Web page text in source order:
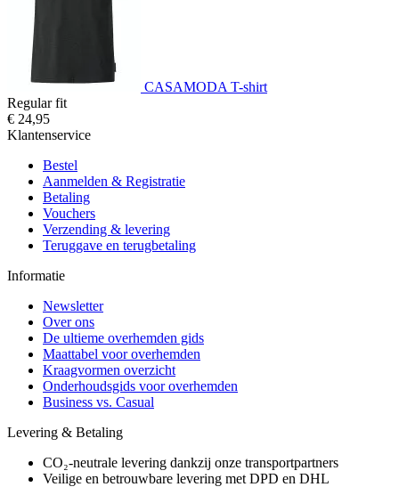
CASAMODA T-shirt
Regular fit
€ 24,95
Klantenservice
Bestel
Aanmelden & Registratie
Betaling
Vouchers
Verzending & levering
Teruggave en terugbetaling
Informatie
Newsletter
Over ons
De ultieme overhemden gids
Maattabel voor overhemden
Kraagvormen overzicht
Onderhoudsgids voor overhemden
Business vs. Casual
Levering & Betaling
CO₂-neutrale levering dankzij onze transportpartners
Veilige en betrouwbare levering met DPD en DHL